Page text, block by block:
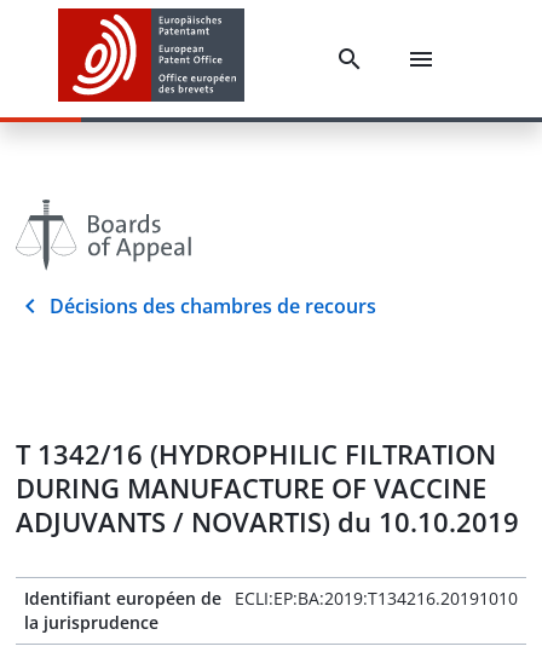
Décisions des chambres de recours
T 1342/16 (HYDROPHILIC FILTRATION
DURING MANUFACTURE OF VACCINE
ADJUVANTS / NOVARTIS) du 10.10.2019
Identifiant européen de
la jurisprudence
ECLI:EP:BA:2019:T134216.20191010